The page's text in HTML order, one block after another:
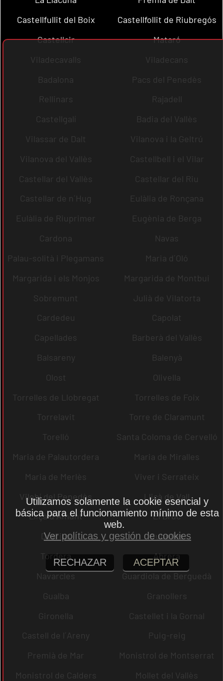
Castellfullit del Boix
Castellfollit de Riubregós
Castellcir
Mataró
Viladecavalls
Viladecans
Badalona
Pacs del Penedès
Rellinars
Rajadell
Castellgalí
Badia del Vallès
Vilassar de Dalt
Vilanova i la Geltrú
Vilanova del Vallès
Castellbell i el Vilar
Castellar del Vallès
Castellar del Riu
Castellar de n´Hug
Eulàlia de Ronçana
Eulàlia de Riuprimer
Eugènia de Berga
Cardona
Navas
Palau-solità i Plegamans
Maria d´Oló
Margarida i els Monjos
Margarida de Montbui
Sobremunt
Julià de Vilatorta
Cardedeu
Capolat
Capellades
Barberà del Vallès
Balsareny
Balenyà
Olost
Olivella
Torrelles de Llobregat
Torrelles de Foix
Torrelavit
Torre de Claramunt
Torelló
Santa Coloma de Cervelló
Maria de Palautordera
Maria de Miralles
Maria de Merlès
Viver i Serrateix
Vilobí del Penedès
Lliçà de Vall
Lliçà d´Amunt
El Bruc
Dosrius
Cubelles
Tordera
Abrera
Navarcles
Guardiola de Berguedà
Gualba
Granollers
Gironella
Castellet i la Gornal
Castell de l´Areny
Puig-reig
Premià de Mar
Monistrol de Montserrat
Monistrol de Calders
Mollet del Vallès
Utilizamos solamente la cookie esencial y
básica para el funcionamiento mínimo de esta
web.
Ver políticas y gestión de cookies
RECHAZAR ACEPTAR